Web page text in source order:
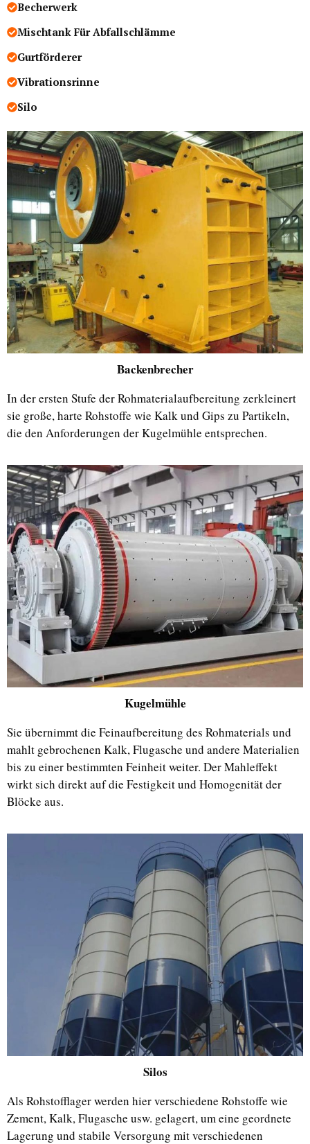
Becherwerk
Mischtank Für Abfallschlämme
Gurtförderer
Vibrationsrinne
Silo
Backenbrecher
In der ersten Stufe der Rohmaterialaufbereitung zerkleinert
sie große, harte Rohstoffe wie Kalk und Gips zu Partikeln,
die den Anforderungen der Kugelmühle entsprechen.
Kugelmühle
Sie übernimmt die Feinaufbereitung des Rohmaterials und
mahlt gebrochenen Kalk, Flugasche und andere Materialien
bis zu einer bestimmten Feinheit weiter. Der Mahleffekt
wirkt sich direkt auf die Festigkeit und Homogenität der
Blöcke aus.
Silos
Als Rohstofflager werden hier verschiedene Rohstoffe wie
Zement, Kalk, Flugasche usw. gelagert, um eine geordnete
Lagerung und stabile Versorgung mit verschiedenen